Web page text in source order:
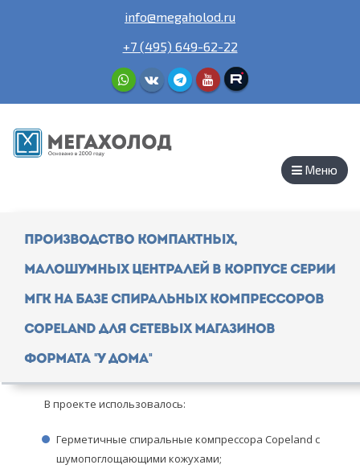
info@megaholod.ru
+7 (495) 649-62-22
Меню
Производство компактных,
малошумных централей в корпусе серии
МГК на базе спиральных компрессоров
Сopeland для сетевых магазинов
формата "у дома"
В проекте использовалось:
Герметичные спиральные компрессора Copeland с
шумопоглощающими кожухами;